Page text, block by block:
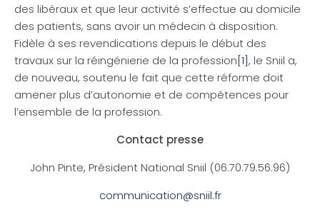
des libéraux et que leur activité s’effectue au domicile
des patients, sans avoir un médecin à disposition.
Fidèle à ses revendications depuis le début des
travaux sur la réingénierie de la profession[1], le Sniil a,
de nouveau, soutenu le fait que cette réforme doit
amener plus d’autonomie et de compétences pour
l’ensemble de la profession.
Contact presse
John Pinte, Président National Sniil (06.70.79.56.96)
communication@sniil.fr